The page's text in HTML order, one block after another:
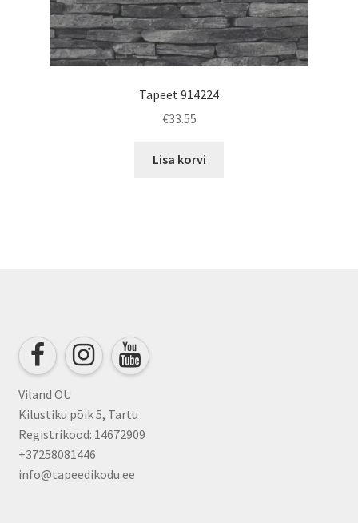
Tapeet 914224
€33.55
Lisa korvi
Viland OÜ
Kilustiku põik 5, Tartu
Registrikood: 14672909
+37258081446
info@tapeedikodu.ee